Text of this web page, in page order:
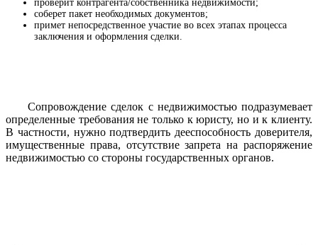
проверит контрагента/собственника недвижимости;
соберет пакет необходимых документов;
примет непосредственное участие во всех этапах процесса
заключения и оформления сделки.
Сопровождение сделок с недвижимостью подразумевает
определенные требования не только к юристу, но и к клиенту.
В частности, нужно подтвердить дееспособность доверителя,
имущественные права, отсутствие запрета на распоряжение
недвижимостью со стороны государственных органов.